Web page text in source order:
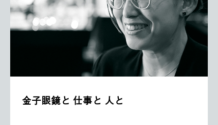
金子眼鏡と 仕事と 人と